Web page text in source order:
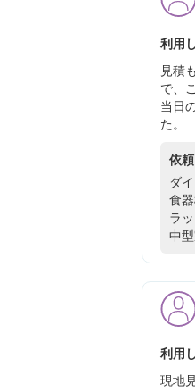
利用
見積
で、
当日
た。
依
ダ
食
ラ
中
利用
現地